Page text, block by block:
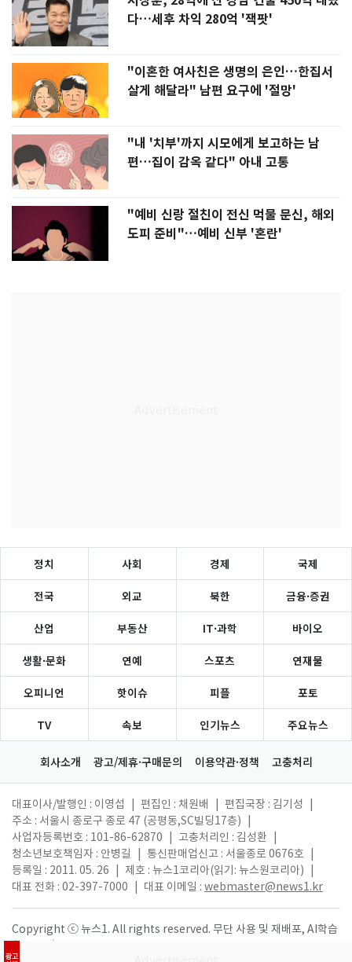
다…세후 차익 280억 '잭팟'
"이혼한 여사친은 생명의 은인…한집서
살게 해달라" 남편 요구에 '절망'
"내 '치부'까지 시모에게 보고하는 남
편…집이 감옥 같다" 아내 고통
"예비 신랑 절친이 전신 먹물 문신, 해외
도피 준비"…예비 신부 '혼란'
광고
정치 사회 경제 국제
전국 외교 북한 금융·증권
산업 부동산 IT·과학 바이오
생활·문화 연예 스포츠 연재물
오피니언 핫이슈 피플 포토
TV 속보 인기뉴스 주요뉴스
회사소개 광고/제휴·구매문의 이용약관·정책 고충처리
대표이사/발행인 : 이영섭 편집인 : 채원배 편집국장 : 김기성
주소 : 서울시 종로구 종로 47 (공평동,SC빌딩17층)
사업자등록번호 : 101-86-62870
고충처리인 : 김성환
청소년보호책임자 : 안병길
통신판매업신고 : 서울종로 0676호
등록일 : 2011. 05. 26
제호 : 뉴스1코리아(읽기: 뉴스원코리아)
대표 전화 : 02-397-7000
대표 이메일 : webmaster@news1.kr
Copyright ⓒ 뉴스1. All rights reserved. 무단 사용 및 재배포, AI학습